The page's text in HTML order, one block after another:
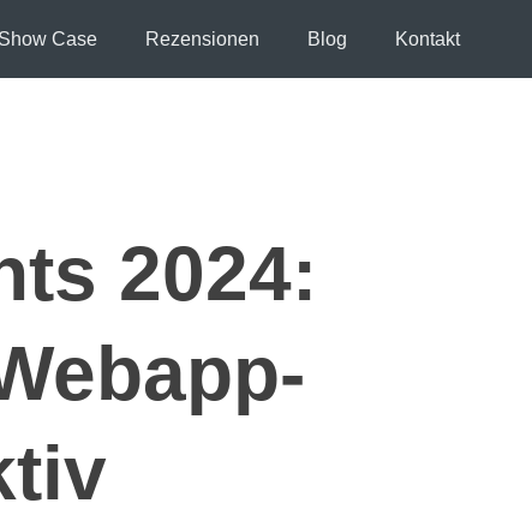
Show Case Rezensionen Blog Kontakt
2024: